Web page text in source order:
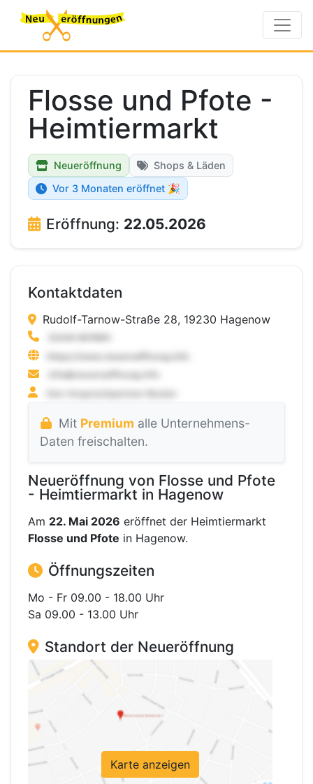
Flosse und Pfote -
Heimtiermarkt
Neueröffnung
Shops & Läden
Vor 3 Monaten eröffnet 🎉
Eröffnung: 22.05.2026
Kontaktdaten
Rudolf-Tarnow-Straße 28, 19230 Hagenow
Mit Premium alle Unternehmens-
Daten freischalten.
Neueröffnung von Flosse und Pfote
- Heimtiermarkt in Hagenow
Am 22. Mai 2026 eröffnet der Heimtiermarkt
Flosse und Pfote in Hagenow.
Öffnungszeiten
Mo - Fr 09.00 - 18.00 Uhr
Sa 09.00 - 13.00 Uhr
Standort der Neueröffnung
Karte anzeigen